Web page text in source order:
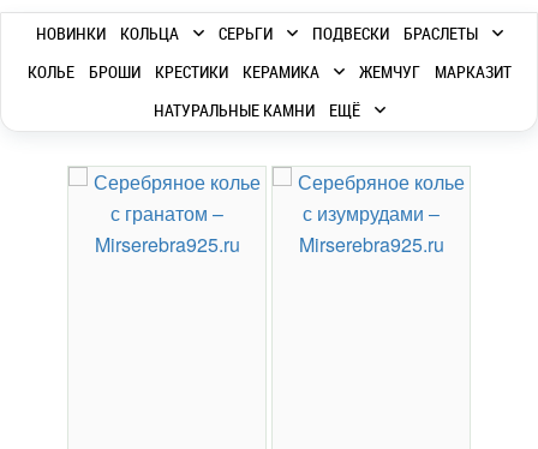
НОВИНКИ КОЛЬЦА СЕРЬГИ ПОДВЕСКИ
БРАСЛЕТЫ
КОЛЬЕ
БРОШИ КРЕСТИКИ КЕРАМИКА ЖЕМЧУГ
МАРКАЗИТ
НАТУРАЛЬНЫЕ КАМНИ
ЕЩЁ